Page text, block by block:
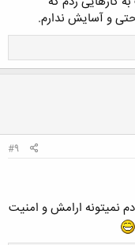
و آسایش ندارم.
#9
نمیتونه ارامش و امنیت